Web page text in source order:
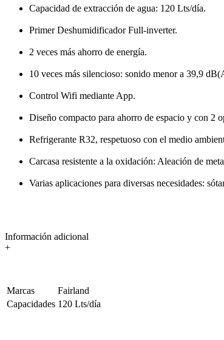
Capacidad de extracción de agua: 120 Lts/día.
Primer Deshumidificador Full-inverter.
2 veces más ahorro de energía.
10 veces más silencioso: sonido menor a 39,9
Control Wifi mediante App.
Diseño compacto para ahorro de espacio y con 2
Refrigerante R32, respetuoso con el medio
Carcasa resistente a la oxidación: Aleación de
Varias aplicaciones para diversas necesidades:
Información adicional
+
Marcas
Fairland
Capacidades 120 Lts/día